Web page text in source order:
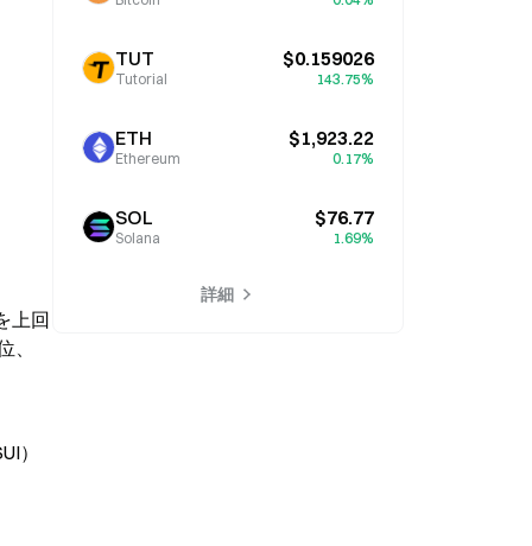
上回
）
TUT
Tutorial
$0.159026
143.75%
ETH
Ethereum
$1,923.22
0.17%
SOL
Solana
$76.77
1.69%
詳細